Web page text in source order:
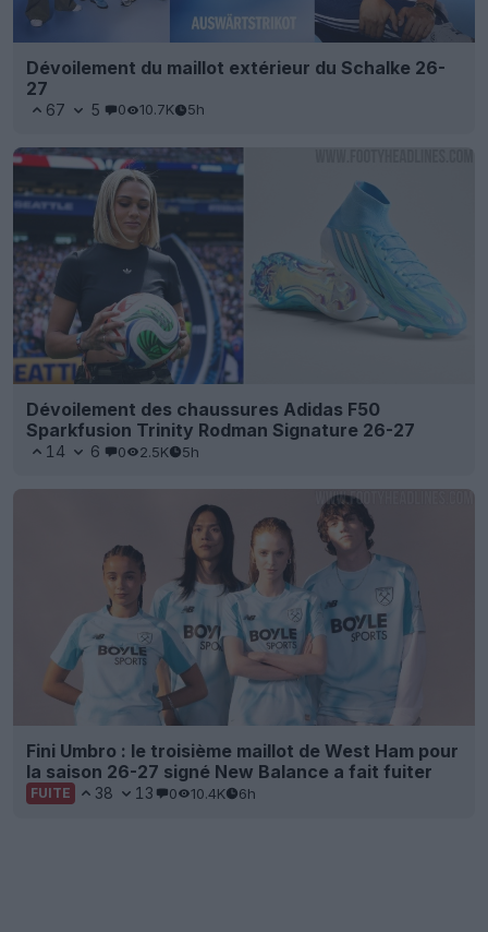
Dévoilement du maillot extérieur du Schalke 26-
27
67 5 0 10.7K 5h
Dévoilement des chaussures Adidas F50
Sparkfusion Trinity Rodman Signature 26-27
14 6 0 2.5K 5h
Fini Umbro : le troisième maillot de West Ham pour
la saison 26-27 signé New Balance a fait fuiter
FUITE 38 13 0 10.4K 6h